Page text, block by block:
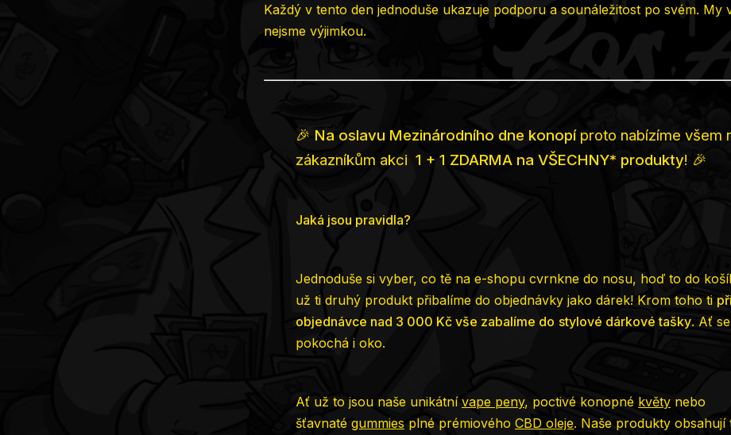
Každý v tento den jednoduše ukazuje podporu a sounáležitost po svém. My
nejsme výjimkou.
🎉 Na oslavu Mezinárodního dne konopíproto nabízíme všem
zákazníkům akci 1 + 1 ZDARMA na VŠECHNY* produkty! 🎉
Jaká jsou pravidla?
Jednoduše si vyber, co tě na e-shopu cvrnkne do nosu, hoď to do
už ti druhý produkt přibalíme do objednávky jako dárek! Krom toho ti při
objednávce nad 3 000 Kč vše zabalíme do stylové dárkové tašky. Ať se
pokochá i oko.
Ať už to jsou naše unikátní vape peny, poctivé konopné květy nebo
šťavnaté gummies plné prémiového CBD oleje. Naše produkty obsahují